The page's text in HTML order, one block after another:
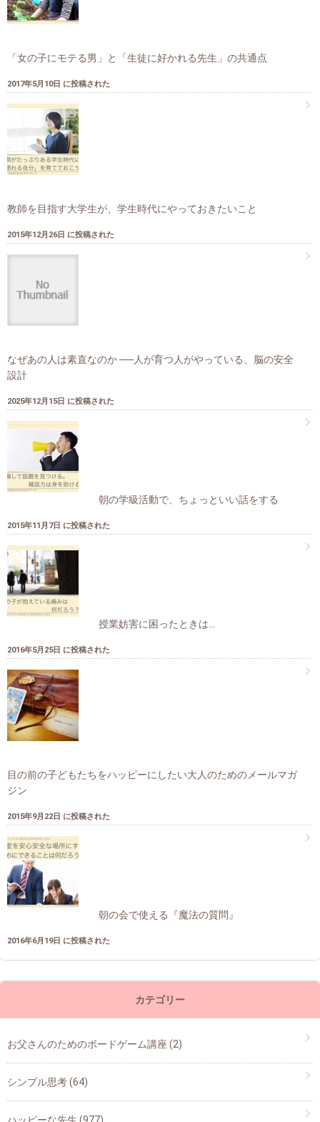
「女の子にモテる男」と「生徒に好かれる先生」の共通点
2017年5月10日 に投稿された
教師を目指す大学生が、学生時代にやっておきたいこと
2015年12月26日 に投稿された
なぜあの人は素直なのか ──人が育つ人がやっている、脳の安全
設計
2025年12月15日 に投稿された
朝の学級活動で、ちょっといい話をする
2015年11月7日 に投稿された
授業妨害に困ったときは…
2016年5月25日 に投稿された
目の前の子どもたちをハッピーにしたい大人のためのメールマガ
ジン
2015年9月22日 に投稿された
朝の会で使える『魔法の質問』
2016年6月19日 に投稿された
カテゴリー
お父さんのためのボードゲーム講座 (2)
シンプル思考(64)